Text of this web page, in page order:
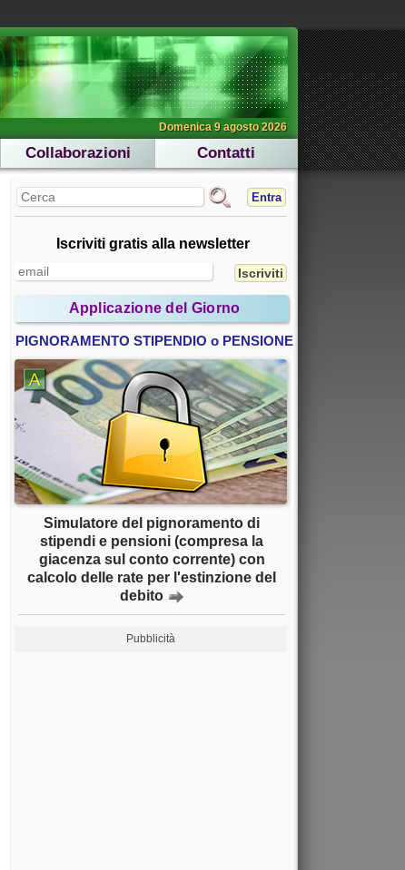
Domenica 9 agosto 2026
Collaborazioni Contatti
Entra
Iscriviti gratis alla newsletter
Applicazione del Giorno
PIGNORAMENTO STIPENDIO o PENSIONE
Simulatore del pignoramento di
stipendi e pensioni (compresa la
giacenza sul conto corrente) con
calcolo delle rate per l'estinzione del
debito
Pubblicità